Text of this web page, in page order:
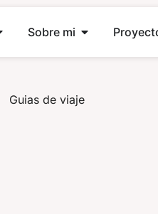
Sobre mi
Guias de viaje